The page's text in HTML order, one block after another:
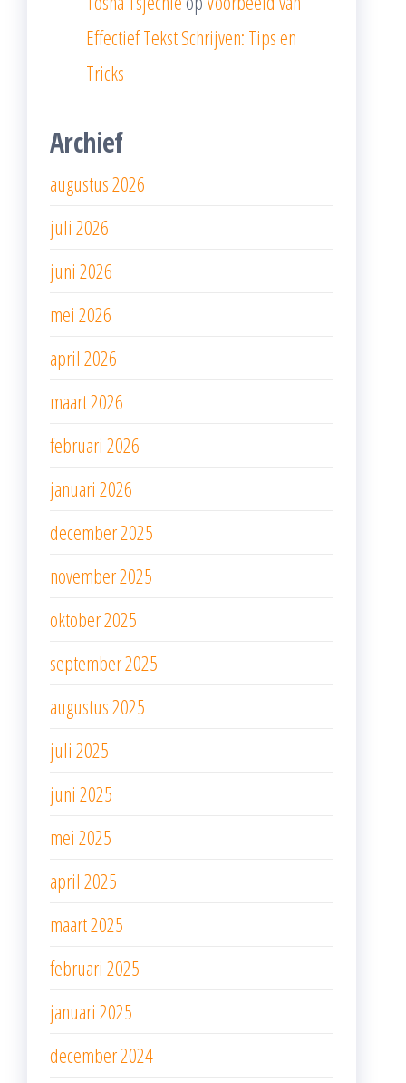
Effectief Tekst Schrijven: Tips en
Tricks
Archief
augustus 2026
juli 2026
juni 2026
mei 2026
april 2026
maart 2026
februari 2026
januari 2026
december 2025
november 2025
oktober 2025
september 2025
augustus 2025
juli 2025
juni 2025
mei 2025
april 2025
maart 2025
februari 2025
januari 2025
december 2024